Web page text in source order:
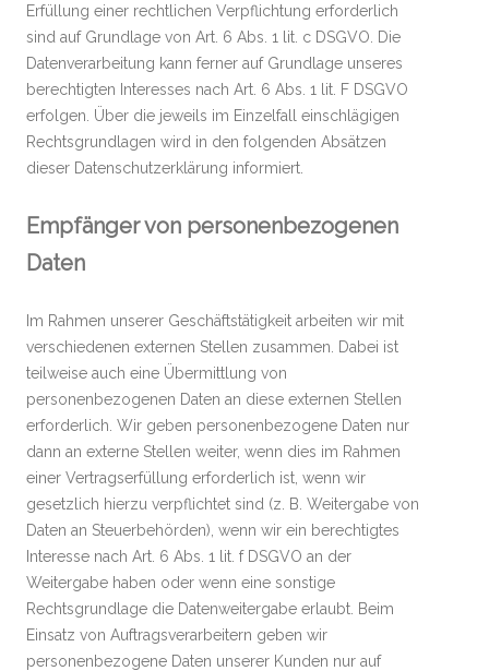
Erfüllung einer rechtlichen Verpflichtung erforderlich
sind auf Grundlage von Art. 6 Abs. 1 lit. c DSGVO. Die
Datenverarbeitung kann ferner auf Grundlage unseres
berechtigten Interesses nach Art. 6 Abs. 1 lit. F DSGVO
erfolgen. Über die jeweils im Einzelfall einschlägigen
Rechtsgrundlagen wird in den folgenden Absätzen
dieser Datenschutzerklärung informiert.
Empfänger von personenbezogenen
Daten
Im Rahmen unserer Geschäftstätigkeit arbeiten wir mit
verschiedenen externen Stellen zusammen. Dabei ist
teilweise auch eine Übermittlung von
personenbezogenen Daten an diese externen Stellen
erforderlich. Wir geben personenbezogene Daten nur
dann an externe Stellen weiter, wenn dies im Rahmen
einer Vertragserfüllung erforderlich ist, wenn wir
gesetzlich hierzu verpflichtet sind (z. B. Weitergabe von
Daten an Steuerbehörden), wenn wir ein berechtigtes
Interesse nach Art. 6 Abs. 1 lit. f DSGVO an der
Weitergabe haben oder wenn eine sonstige
Rechtsgrundlage die Datenweitergabe erlaubt. Beim
Einsatz von Auftragsverarbeitern geben wir
personenbezogene Daten unserer Kunden nur auf